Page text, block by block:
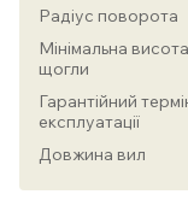
Радіус поворота
Мінімальна висота
щогли
Гарантійний
експлуатації
Довжина вил